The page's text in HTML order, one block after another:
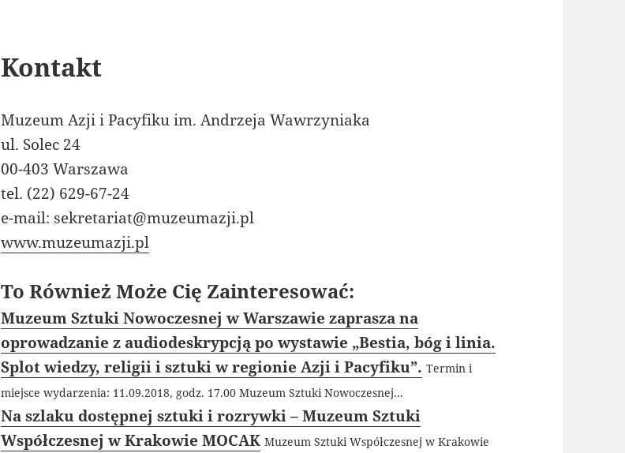
Kontakt
Muzeum Azji i Pacyfiku im. Andrzeja Wawrzyniaka
ul. Solec 24
00-403 Warszawa
tel. (22) 629-67-24
e-mail: sekretariat@muzeumazji.pl
www.muzeumazji.pl
To Również Może Cię Zainteresować:
Muzeum Sztuki Nowoczesnej w Warszawie zaprasza na
oprowadzanie z audiodeskrypcją po wystawie „Bestia, bóg i linia.
Splot wiedzy, religii i sztuki w regionie Azji i Pacyfiku”. Termin i
miejsce wydarzenia: 11.09.2018, godz. 17.00 Muzeum Sztuki Nowoczesnej...
Na szlaku dostępnej sztuki i rozrywki – Muzeum Sztuki
Współczesnej w Krakowie MOCAK Muzeum Sztuki Współczesnej w Krakowie